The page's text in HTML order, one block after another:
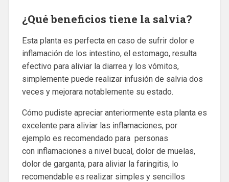
¿Qué beneficios tiene la salvia?
Esta planta es perfecta en caso de sufrir dolor e
inflamación de los intestino, el estomago, resulta
efectivo para aliviar la diarrea y los vómitos,
simplemente puede realizar infusión de salvia dos
veces y mejorara notablemente su estado.
Cómo pudiste apreciar anteriormente esta planta es
excelente para aliviar las inflamaciones, por
ejemplo es recomendado para personas
con inflamaciones a nivel bucal, dolor de muelas,
dolor de garganta, para aliviar la faringitis, lo
recomendable es realizar simples y sencillos